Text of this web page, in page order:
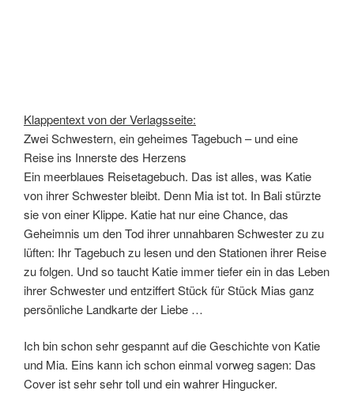
Klappentext von der Verlagsseite:
Zwei Schwestern, ein geheimes Tagebuch – und eine
Reise ins Innerste des Herzens
Ein meerblaues Reisetagebuch. Das ist alles, was Katie
von ihrer Schwester bleibt. Denn Mia ist tot. In Bali stürzte
sie von einer Klippe. Katie hat nur eine Chance, das
Geheimnis um den Tod ihrer unnahbaren Schwester zu zu
lüften: Ihr Tagebuch zu lesen und den Stationen ihrer Reise
zu folgen. Und so taucht Katie immer tiefer ein in das Leben
ihrer Schwester und entziffert Stück für Stück Mias ganz
persönliche Landkarte der Liebe …
Ich bin schon sehr gespannt auf die Geschichte von Katie
und Mia. Eins kann ich schon einmal vorweg sagen: Das
Cover ist sehr sehr toll und ein wahrer Hingucker.